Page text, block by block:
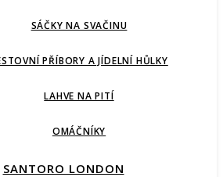
SÁČKY NA SVAČINU
PŘÍBORY A JÍDELNÍ HŮLKY
LAHVE NA PITÍ
OMÁČNÍKY
SANTORO LONDON